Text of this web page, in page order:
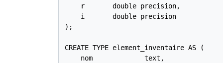
    r       double precision,
    i       double precision
);
CREATE TYPE element_inventaire AS (
    nom             text,